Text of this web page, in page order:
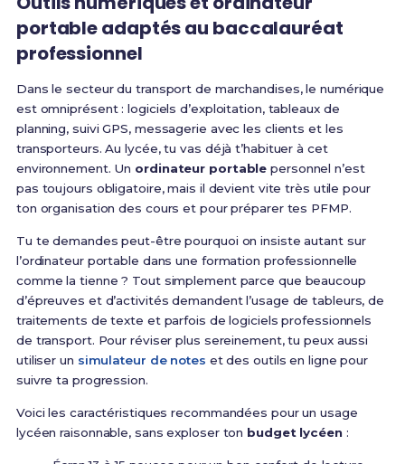
portable adaptés au baccalauréat
professionnel
Dans le secteur du transport de marchandises, le numérique
est omniprésent : logiciels d’exploitation, tableaux de
planning, suivi GPS, messagerie avec les clients et les
transporteurs. Au lycée, tu vas déjà t’habituer à cet
environnement. Un ordinateur portable personnel n’est
pas toujours obligatoire, mais il devient vite très utile pour
ton organisation des cours et pour préparer tes PFMP.
Tu te demandes peut-être pourquoi on insiste autant sur
l’ordinateur portable dans une formation professionnelle
comme la tienne ? Tout simplement parce que beaucoup
d’épreuves et d’activités demandent l’usage de tableurs, de
traitements de texte et parfois de logiciels professionnels
de transport. Pour réviser plus sereinement, tu peux aussi
utiliser un simulateur de notes et des outils en ligne pour
suivre ta progression.
Voici les caractéristiques recommandées pour un usage
lycéen raisonnable, sans exploser ton budget lycéen: